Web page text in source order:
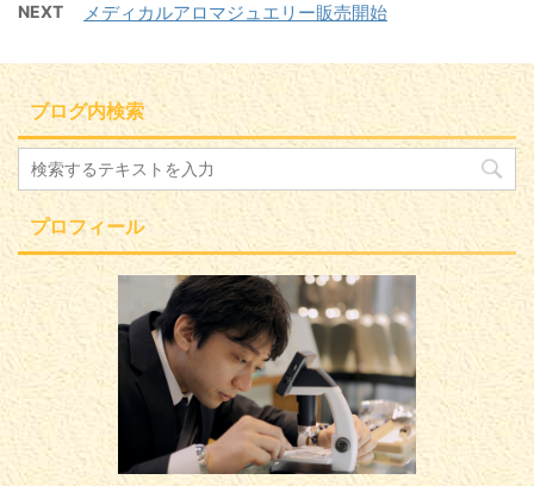
NEXT メディカルアロマジュエリー販売開始
ブログ内検索
プロフィール